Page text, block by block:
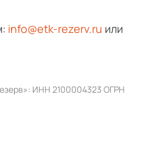
info@etk-rezerv.ru или
ИНН 2100004323 ОГРН